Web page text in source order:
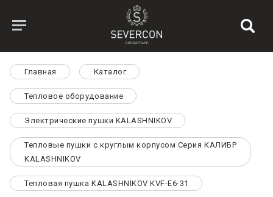
Главная Каталог
Тепловое оборудование
Электрические пушки KALASHNIKOV
Тепловые пушки с круглым корпусом Серия КАЛИБР
KALASHNIKOV
Тепловая пушка KALASHNIKOV KVF-E6-31